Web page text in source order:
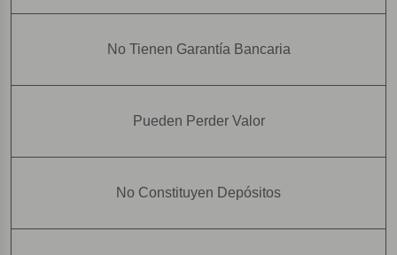
No Tienen Garantía Bancaria
Pueden Perder Valor
No Constituyen Depósitos